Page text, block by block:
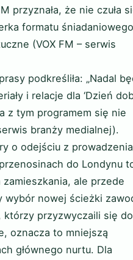
przyznała, że nie czuła
formatu
(VOX FM – serwis
podkreśliła: „Nadal
i relacje dla ‘Dzień
z tym programem się nie
branży medialnej).
o odejściu z prowadzenia
do Londynu
ale przede
wybór nowej ścieżki
którzy przyzwyczaili się
oznacza to mniejszą
głównego nurtu. Dla